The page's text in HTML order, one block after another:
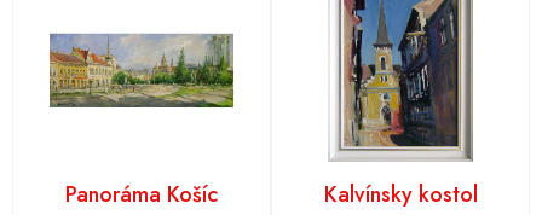
Panoráma Košíc Kalvínsky kostol